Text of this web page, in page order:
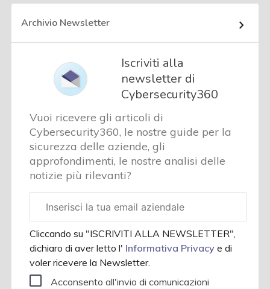
Archivio Newsletter
Iscriviti alla
newsletter di
Cybersecurity360
Vuoi ricevere gli articoli di
Cybersecurity360, le nostre guide per la
sicurezza delle aziende, gli
approfondimenti, le nostre analisi delle
notizie più rilevanti?
aziendale
Cliccando su "ISCRIVITI ALLA NEWSLETTER",
dichiaro di aver letto l' Informativa Privacye di
voler ricevere la Newsletter.
Acconsento all'invio di comunicazioni